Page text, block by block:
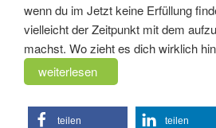
wenn du im Jetzt keine Erfüllung
vielleicht der Zeitpunkt mit dem
machst. Wo zieht es dich wirklich
„Dr.
Strange
Momente“
weiterlesen
teilen teilen